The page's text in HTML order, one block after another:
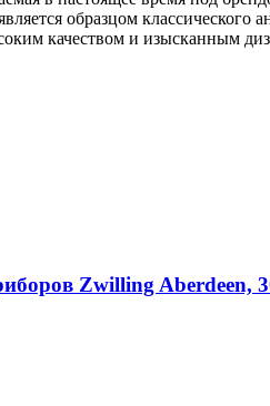
образцом классического
качеством и изысканным
Zwilling Aberdeen,